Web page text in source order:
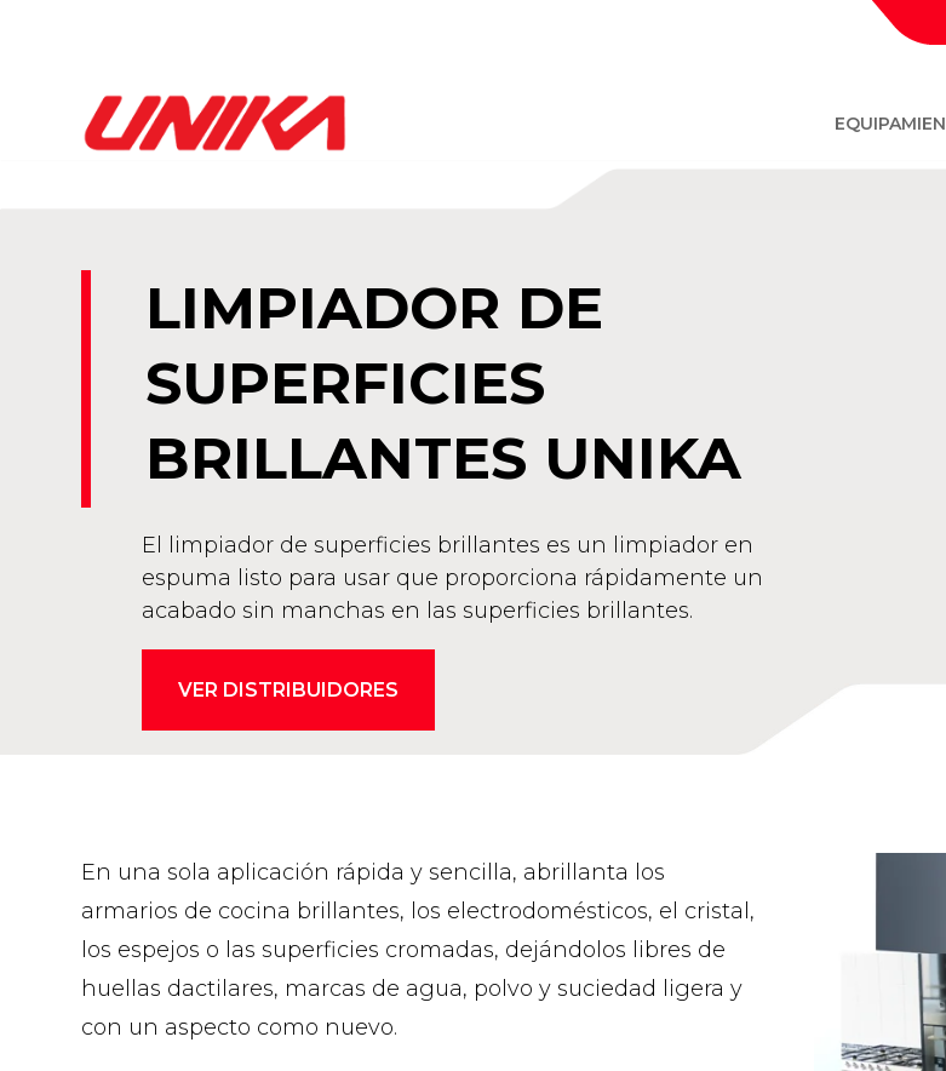
LIMPIADOR DE
SUPERFICIES
BRILLANTES UNIKA
El limpiador de superficies brillantes es un limpiador en
espuma listo para usar que proporciona rápidamente un
acabado sin manchas en las superficies brillantes.
VER DISTRIBUIDORES
En una sola aplicación rápida y sencilla, abrillanta los
armarios de cocina brillantes, los electrodomésticos, el cristal,
los espejos o las superficies cromadas, dejándolos libres de
huellas dactilares, marcas de agua, polvo y suciedad ligera y
con un aspecto como nuevo.